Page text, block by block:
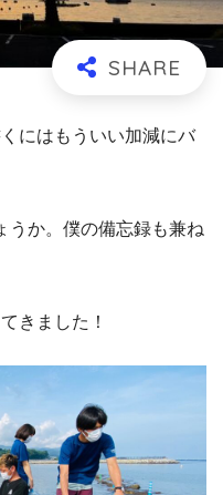
にはもういい加減にバ
うか。僕の備忘録も兼ね
きました！